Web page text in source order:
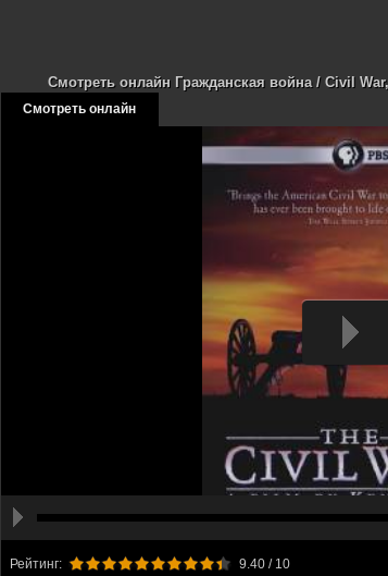
Смотреть онлайн Гражданская война / Civil
Смотреть онлайн
Рейтинг:
9.40 / 10